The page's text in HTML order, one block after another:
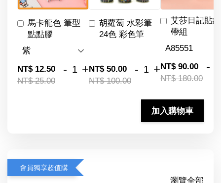
馬卡龍色 筆型
點點膠
NT$ 12.50
NT$ 25.00
- +
胡蘿蔔 水彩筆
24色 彩色筆
NT$ 50.00
NT$ 100.00
- +
艾莎日記貼
帶組
NT$ 90.00
NT$ 180.00
-
加入購物車
會員獨享超值購
瀏覽全部